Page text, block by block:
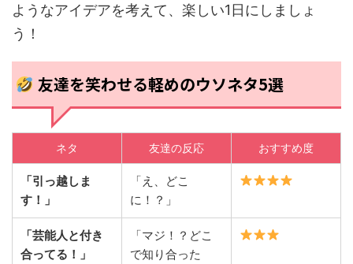
ようなアイデアを考えて、楽しい1日にしましょ
う！
友達を笑わせる軽めのウソネタ5選
ネタ 友達の反応 おすすめ度
「引っ越しま
す！」
「え、どこ
に！？」
「芸能人と付き
合ってる！」
「マジ！？どこ
で知り合った